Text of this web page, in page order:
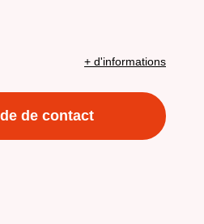
+ d'informations
de contact